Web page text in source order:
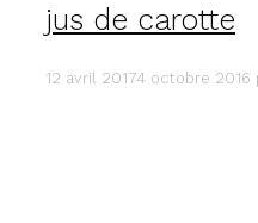
jus de carotte
12 avril 20174 octobre 2016